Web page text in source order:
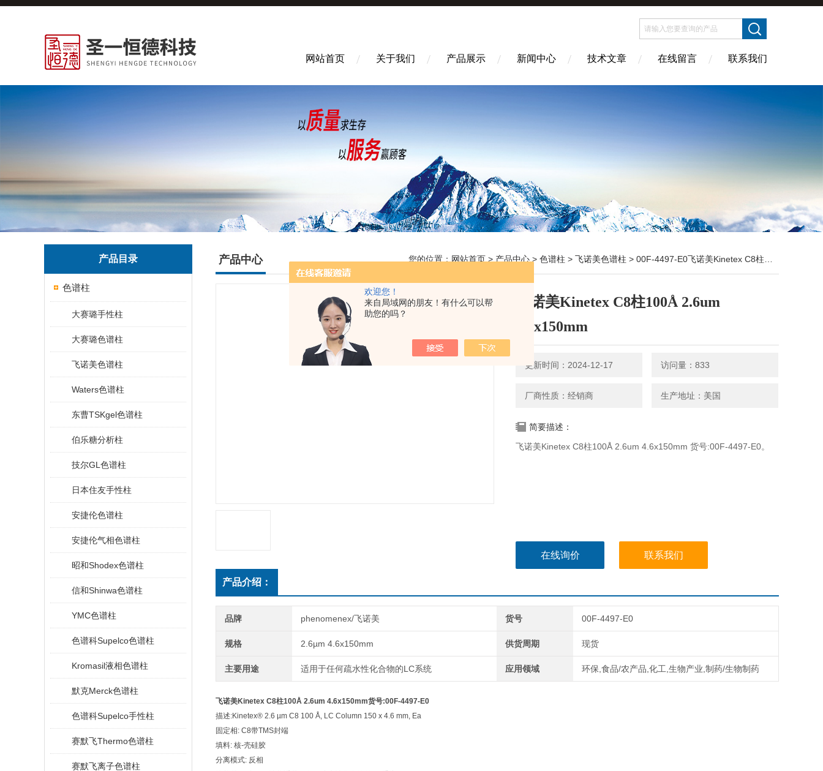
欢迎您！
来自局域网的朋友！有什么可以帮
助您的吗？
网站首页 关于我们 产品展示 新闻中心 技术文章 在线留言 联系我们
产品目录
色谱柱
大赛璐手性柱
大赛璐色谱柱
飞诺美色谱柱
Waters色谱柱
东曹TSKgel色谱柱
伯乐糖分析柱
技尔GL色谱柱
日本住友手性柱
安捷伦色谱柱
安捷伦气相色谱柱
昭和Shodex色谱柱
信和Shinwa色谱柱
YMC色谱柱
色谱科Supelco色谱柱
Kromasil液相色谱柱
默克Merck色谱柱
色谱科Supelco手性柱
赛默飞Thermo色谱柱
赛默飞离子色谱柱
产品中心 您的位置： 网站首页 > 产品中心 > 色谱柱 > 飞诺美色谱柱 > 00F-4497-E0飞诺美Kinetex C8柱100Å 2.6um 4.6x150mm
飞诺美Kinetex C8柱100Å 2.6um
4.6x150mm
更新时间：2024-12-17 访问量：833
厂商性质：经销商 生产地址：美国
简要描述：
飞诺美Kinetex C8柱100Å 2.6um 4.6x150mm 货号:00F-4497-E0。
在线询价 联系我们
产品介绍：
品牌 phenomenex/飞诺美 货号 00F-4497-E0
规格 2.6µm 4.6x150mm 供货周期 现货
主要用途 适用于任何疏水性化合物的LC系统 应用领域 环保,食品/农产品,化工,生物产业,制药/生物制药
飞诺美Kinetex C8柱100Å 2.6um 4.6x150mm货号:00F-4497-E0
描述:Kinetex® 2.6 µm C8 100 Å, LC Column 150 x 4.6 mm, Ea
固定相: C8带TMS封端
填料: 核-壳硅胶
分离模式: 反相